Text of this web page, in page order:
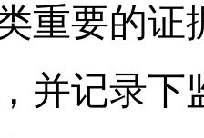
重要的证
并记录下